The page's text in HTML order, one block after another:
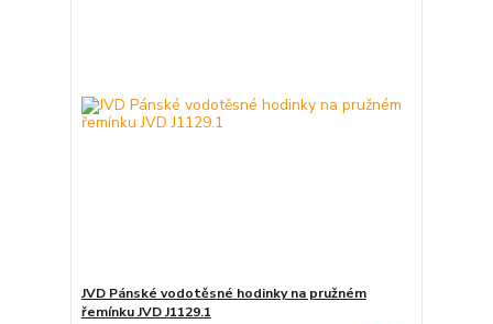
JVD Pánské vodotěsné hodinky na pružném
řemínku JVD J1129.1